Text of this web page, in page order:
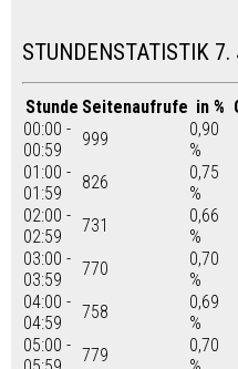
STUNDENSTATISTIK
Stunde Seitenaufrufe in %
00:00 -
00:59
999
0,90
%
01:00 -
01:59
826
0,75
%
02:00 -
02:59
731
0,66
%
03:00 -
03:59
770
0,70
%
04:00 -
04:59
758
0,69
%
05:00 - 779
0,70